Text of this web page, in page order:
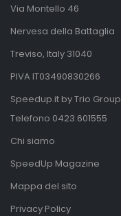
Via Montello 46
Nervesa della Battaglia
Treviso, Italy 31040
PIVA IT03490830266
Speedup.it by Trio Group
Telefono 0423.601555
Chi siamo
SpeedUp Magazine
Mappa del sito
Privacy Policy